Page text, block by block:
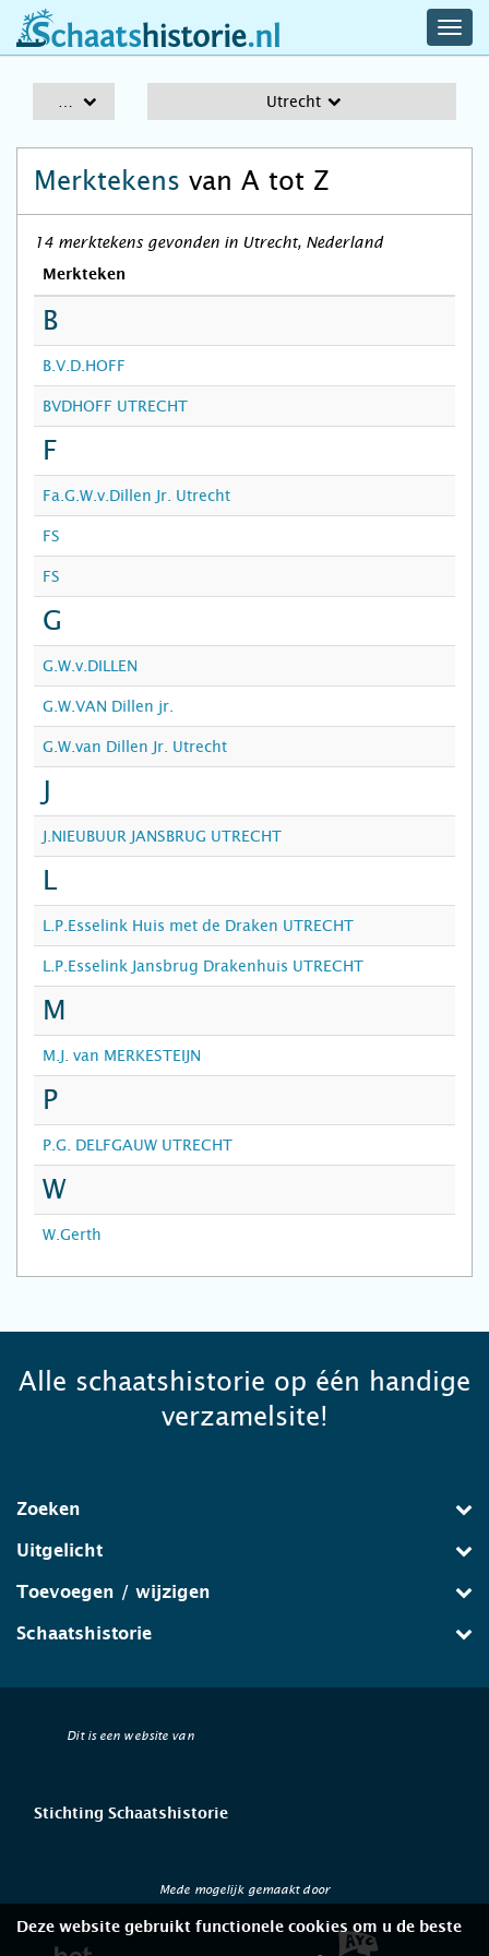
schaatshistorie.nl
Utrecht
Merktekens van A tot Z
14 merktekens gevonden in Utrecht, Nederland
Merkteken
B
B.V.D.HOFF
BVDHOFF UTRECHT
F
Fa.G.W.v.Dillen Jr. Utrecht
FS
FS
G
G.W.v.DILLEN
G.W.VAN Dillen jr.
G.W.van Dillen Jr. Utrecht
J
J.NIEUBUUR JANSBRUG UTRECHT
L
L.P.Esselink Huis met de Draken UTRECHT
L.P.Esselink Jansbrug Drakenhuis UTRECHT
M
M.J. van MERKESTEIJN
P
P.G. DELFGAUW UTRECHT
W
W.Gerth
Alle schaatshistorie op één handige
verzamelsite!
Zoeken
Uitgelicht
Toevoegen / wijzigen
Schaatshistorie
Dit is een website van
Stichting Schaatshistorie
Mede mogelijk gemaakt door
Deze website gebruikt functionele cookies om u de beste